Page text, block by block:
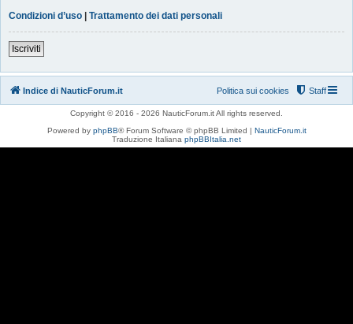
Condizioni d’uso | Trattamento dei dati personali
Iscriviti
Indice di NauticForum.it Staff
Politica sui cookies
Copyright © 2016 - 2026 NauticForum.it All rights reserved.
Powered by phpBB® Forum Software © phpBB Limited | NauticForum.it
Traduzione Italiana phpBBItalia.net